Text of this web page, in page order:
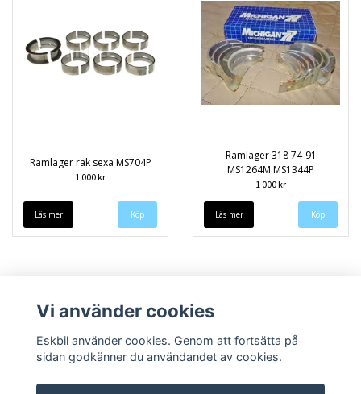
Ramlager rak sexa MS704P
1 000 kr
Läs mer
Ramlager 318 74-91
MS1264M MS1344P
1 000 kr
Läs mer
Vi använder cookies
Eskbil använder cookies. Genom att fortsätta på
sidan godkänner du användandet av cookies.